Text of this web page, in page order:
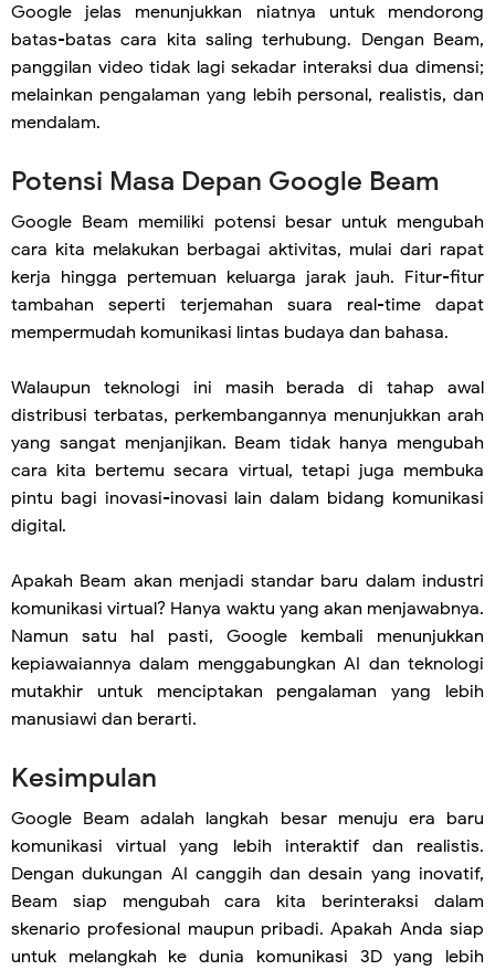
Google jelas menunjukkan niatnya untuk mendorong
batas-batas cara kita saling terhubung. Dengan Beam,
panggilan video tidak lagi sekadar interaksi dua dimensi;
melainkan pengalaman yang lebih personal, realistis, dan
mendalam.
Potensi Masa Depan Google Beam
Google Beam memiliki potensi besar untuk mengubah
cara kita melakukan berbagai aktivitas, mulai dari rapat
kerja hingga pertemuan keluarga jarak jauh. Fitur-fitur
tambahan seperti terjemahan suara real-time dapat
mempermudah komunikasi lintas budaya dan bahasa.
Walaupun teknologi ini masih berada di tahap awal
distribusi terbatas, perkembangannya menunjukkan arah
yang sangat menjanjikan. Beam tidak hanya mengubah
cara kita bertemu secara virtual, tetapi juga membuka
pintu bagi inovasi-inovasi lain dalam bidang komunikasi
digital.
Apakah Beam akan menjadi standar baru dalam industri
komunikasi virtual? Hanya waktu yang akan menjawabnya.
Namun satu hal pasti, Google kembali menunjukkan
kepiawaiannya dalam menggabungkan AI dan teknologi
mutakhir untuk menciptakan pengalaman yang lebih
manusiawi dan berarti.
Kesimpulan
Google Beam adalah langkah besar menuju era baru
komunikasi virtual yang lebih interaktif dan realistis.
Dengan dukungan AI canggih dan desain yang inovatif,
Beam siap mengubah cara kita berinteraksi dalam
skenario profesional maupun pribadi. Apakah Anda siap
untuk melangkah ke dunia komunikasi 3D yang lebih